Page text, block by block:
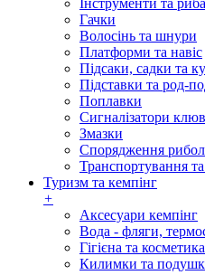
Інструменти та
Гачки
Волосінь та шнури
Платформи та навіс
Підсаки, садки та
Підставки та род-
Поплавки
Сигналізатори
Змазки
Спорядження
Транспортування та
Туризм та кемпінг
+
Аксесуари кемпінг
Вода - фляги,
Гігієна та косметика
Килимки та